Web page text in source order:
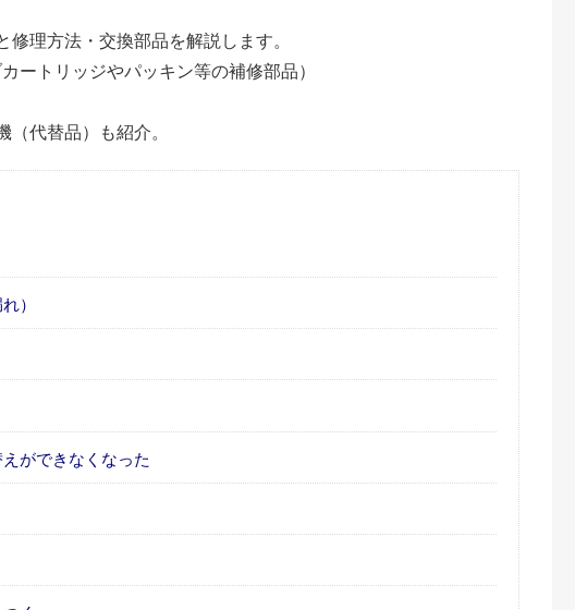
理方法・交換部品を解説します。
ートリッジやパッキン等の補修部品）
（代替品）も紹介。
）
ができなくなった